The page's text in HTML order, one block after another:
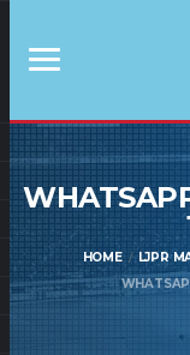
HOME
LJPR